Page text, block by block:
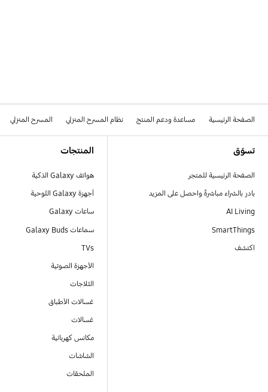
الصفحة الرئيسية مساعدة ودعم المنتج نظام المسرح المنزلي المسرح المنزلي
تسوّق
الصفحة الرئيسية للمتجر
بادر بالشراء مباشرةً واحصل على المزيد
AI Living
SmartThings
اكتشف
المنتجات
هواتف Galaxy الذكية
أجهزة Galaxy اللوحية
ساعات Galaxy
سماعات Galaxy Buds
TVs
الأجهزة الصوتية
الثلاجات
غسالات الأطباق
غسالات
مكانس كهربائية
الشاشات
الملحقات